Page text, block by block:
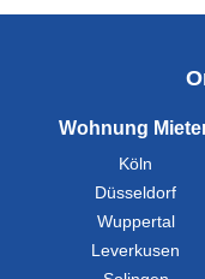
Wohnung
Köln
Düsseldorf
Wuppertal
Leverkusen